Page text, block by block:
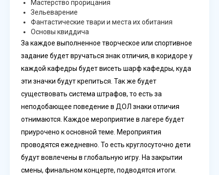
Мастерство прорицания
Зельеварение
Фантастические твари и места их обитания
Основы квиддича
За каждое выполненное творческое или спортивное
задание будет вручаться знак отличия, в коридоре у
каждой кафедры будет висеть шарф кафедры, куда
эти значки будут крепиться. Так же будет
существовать система штрафов, то есть за
неподобающее поведение в ДОЛ знаки отличия
отнимаются. Каждое мероприятие в лагере будет
приурочено к основной теме. Мероприятия
проводятся ежедневно. То есть круглосуточно дети
будут вовлечены в глобальную игру. На закрытии
смены, финальном концерте, подводятся итоги.